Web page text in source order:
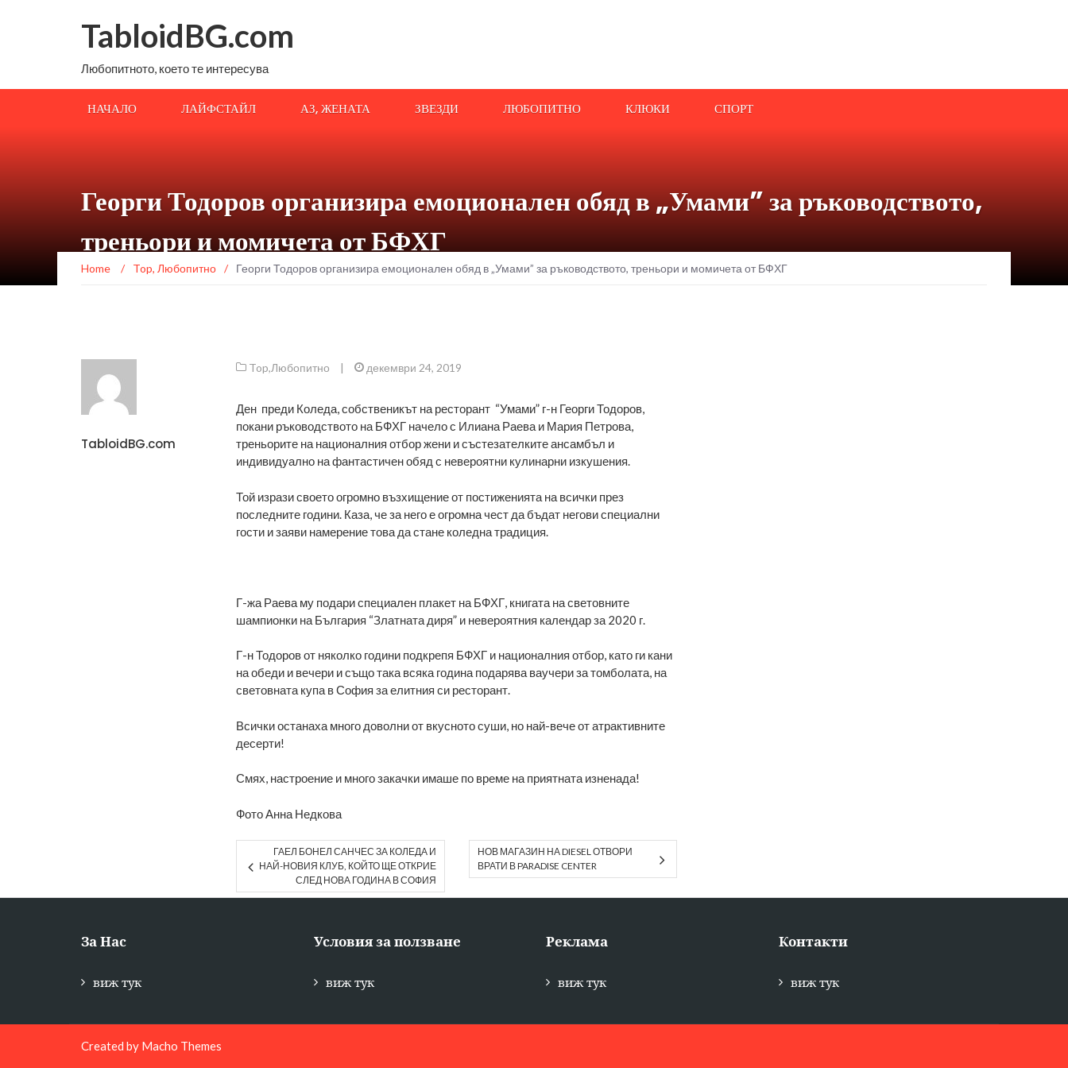
TabloidBG.com
Любопитното, което те интересува
НАЧАЛО ЛАЙФСТАЙЛ АЗ, ЖЕНАТА ЗВЕЗДИ ЛЮБОПИТНО КЛЮКИ СПОРТ
Георги Тодоров организира емоционален обяд в „Умами” за ръководството,
треньори и момичета от БФХГ
Home / Top, Любопитно / Георги Тодоров организира емоционален обяд в „Умами” за ръководството, треньори и момичета от БФХГ
TabloidBG.com
Top,Любопитно | декември 24, 2019
Ден преди Коледа, собственикът на ресторант “Умами” г-н Георги Тодоров,
покани ръководството на БФХГ начело с Илиана Раева и Мария Петрова,
треньорите на националния отбор жени и състезателките ансамбъл и
индивидуално на фантастичен обяд с невероятни кулинарни изкушения.
Той изрази своето огромно възхищение от постиженията на всички през
последните години. Каза, че за него е огромна чест да бъдат негови специални
гости и заяви намерение това да стане коледна традиция.
Г-жа Раева му подари специален плакет на БФХГ, книгата на световните
шампионки на България “Златната диря” и невероятния календар за 2020 г.
Г-н Тодоров от няколко години подкрепя БФХГ и националния отбор, като ги кани
на обеди и вечери и също така всяка година подарява ваучери за томболата, на
световната купа в София за елитния си ресторант.
Всички останаха много доволни от вкусното суши, но най-вече от атрактивните
десерти!
Смях, настроение и много закачки имаше по време на приятната изненада!
Фото Анна Недкова
ГАЕЛ БОНЕЛ САНЧЕС ЗА КОЛЕДА И
НАЙ-НОВИЯ КЛУБ, КОЙТО ЩЕ ОТКРИЕ
СЛЕД НОВА ГОДИНА В СОФИЯ
НОВ МАГАЗИН НА DIESEL ОТВОРИ
ВРАТИ В PARADISE CENTER
За Нас
виж тук
Условия за ползване
виж тук
Реклама
виж тук
Контакти
виж тук
Created by Macho Themes